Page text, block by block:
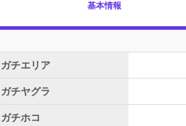
基本情報
ガチエリア
ガチヤグラ
ガチホコ